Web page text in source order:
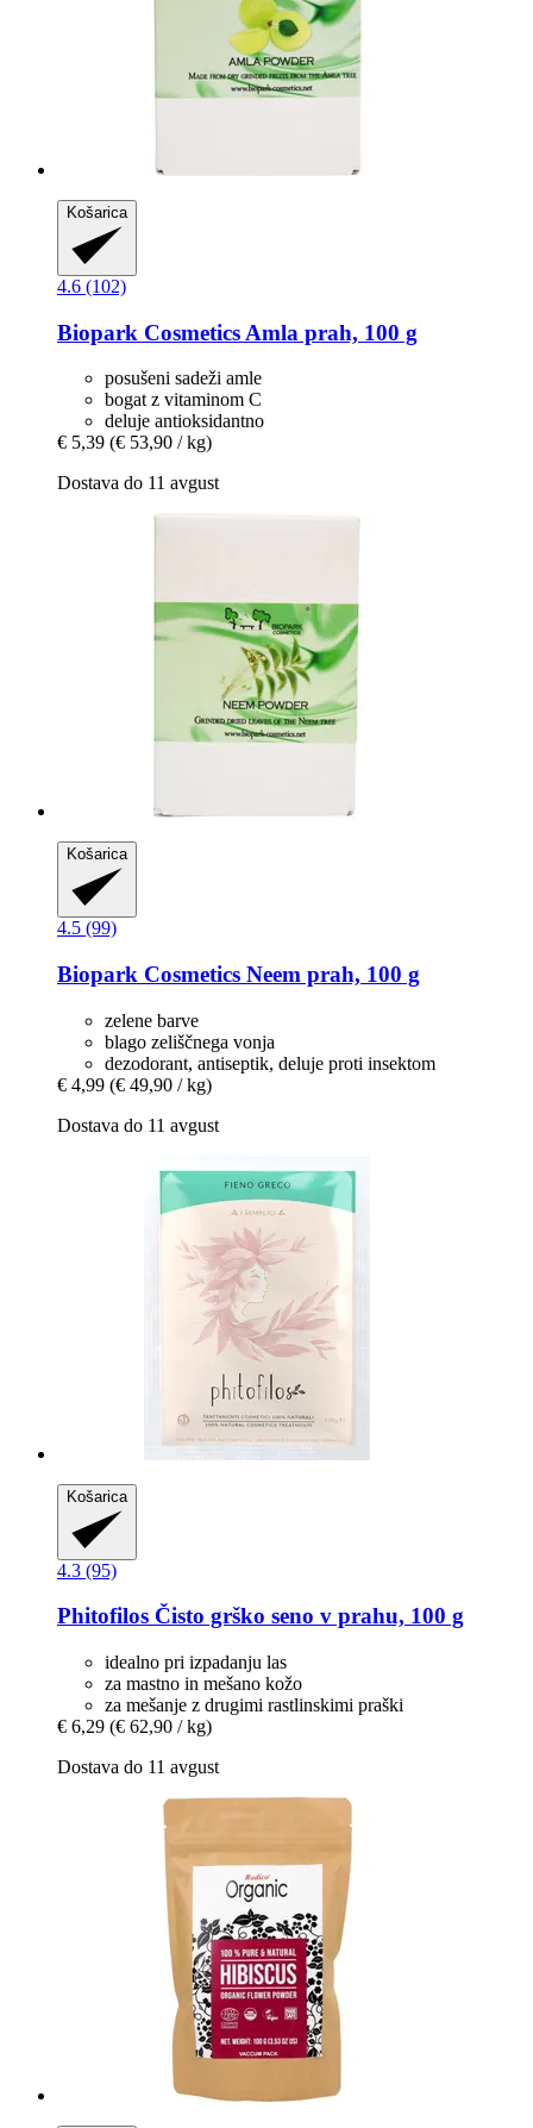
Košarica
4.6 (102)
Biopark Cosmetics Amla prah, 100 g
posušeni sadeži amle
bogat z vitaminom C
deluje antioksidantno
€ 5,39 (€ 53,90 / kg)
Dostava do 11 avgust
Košarica
4.5 (99)
Biopark Cosmetics Neem prah, 100 g
zelene barve
blago zeliščnega vonja
dezodorant, antiseptik, deluje proti insektom
€ 4,99 (€ 49,90 / kg)
Dostava do 11 avgust
Košarica
4.3 (95)
Phitofilos Čisto grško seno v prahu, 100 g
idealno pri izpadanju las
za mastno in mešano kožo
za mešanje z drugimi rastlinskimi praški
€ 6,29 (€ 62,90 / kg)
Dostava do 11 avgust